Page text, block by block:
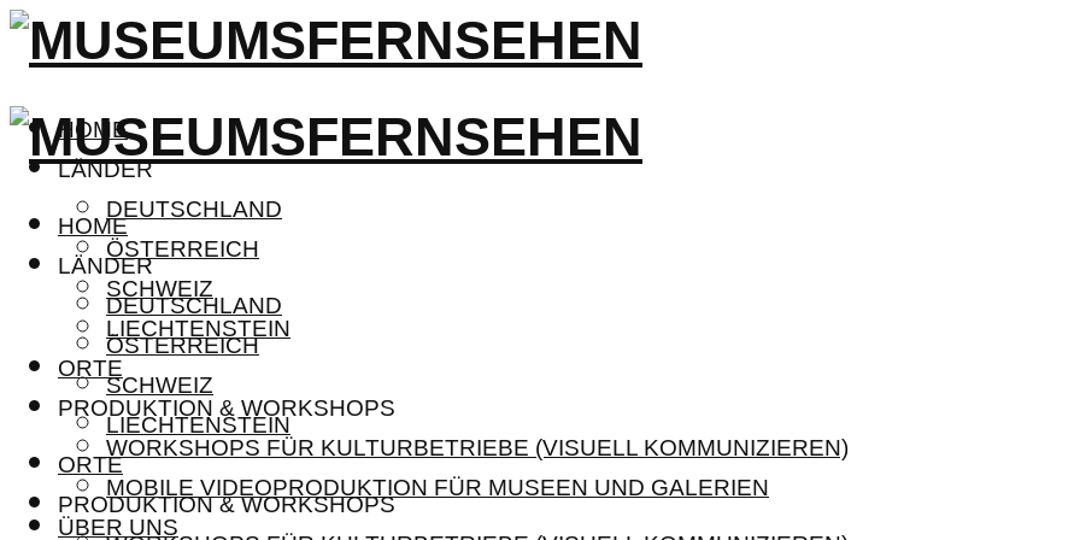
HOME
LÄNDER
DEUTSCHLAND
ÖSTERREICH
SCHWEIZ
LIECHTENSTEIN
ORTE
PRODUKTION & WORKSHOPS
WORKSHOPS FÜR KULTURBETRIEBE (VISUELL KOMMUNIZIEREN)
MOBILE VIDEOPRODUKTION FÜR MUSEEN UND GALERIEN
ÜBER UNS
HOME
LÄNDER
DEUTSCHLAND
ÖSTERREICH
SCHWEIZ
LIECHTENSTEIN
ORTE
PRODUKTION & WORKSHOPS